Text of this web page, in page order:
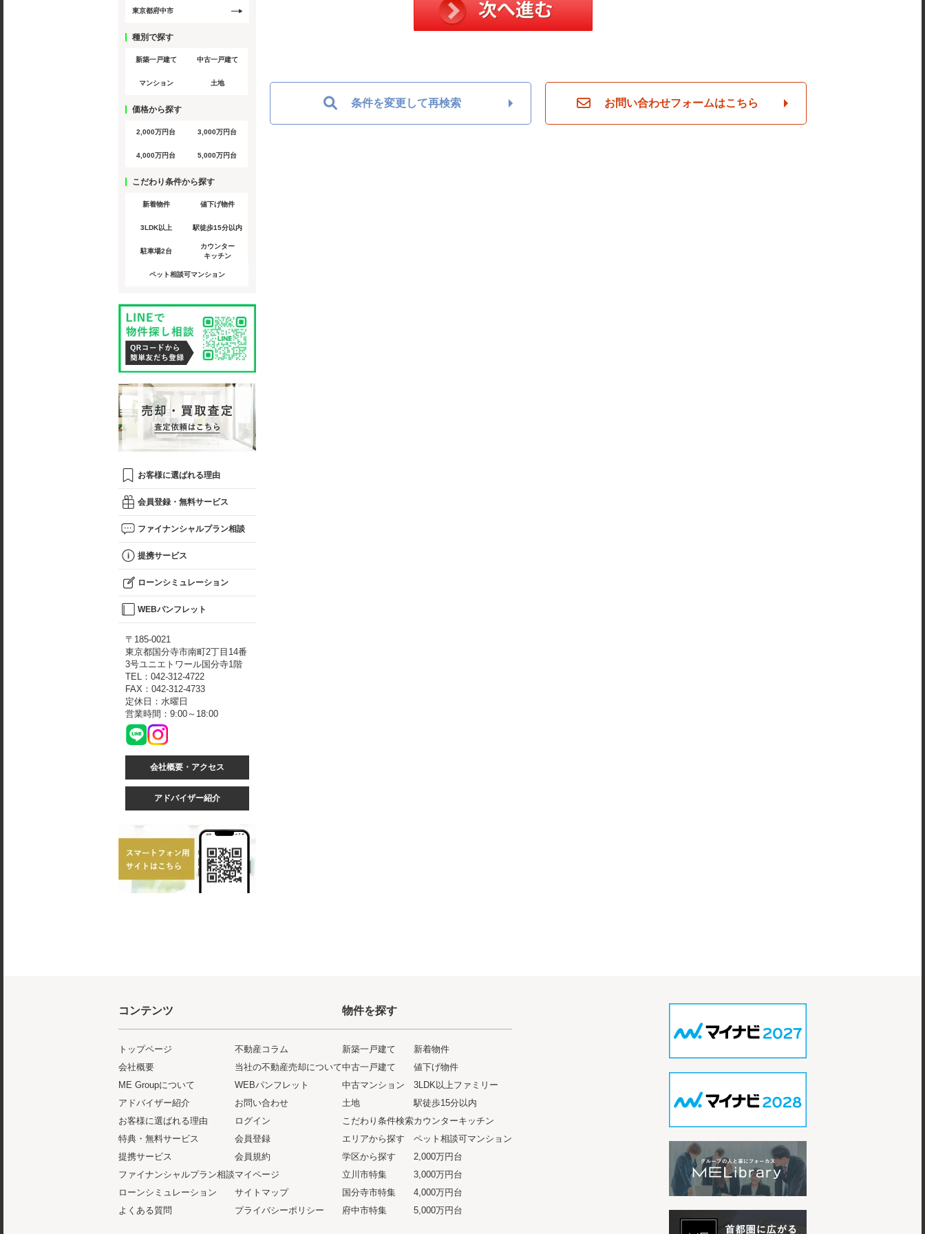
条件を変更して再検索 お問い合わせフォームはこちら
東京都府中市
種別で探す
新築一戸建て 中古一戸建て
マンション 土地
価格から探す
2,000万円台 3,000万円台
4,000万円台 5,000万円台
こだわり条件から探す
新着物件 値下げ物件
3LDK以上 駅徒歩15分以内
駐車場2台
カウンター
キッチン
ペット相談可マンション
お客様に選ばれる理由
会員登録・無料サービス
ファイナンシャルプラン相談
提携サービス
ローンシミュレーション
WEBパンフレット
〒185-0021
東京都国分寺市南町2丁目14番
3号ユニエトワール国分寺1階
TEL：042-312-4722
FAX：042-312-4733
定休日：水曜日
営業時間：9:00～18:00
会社概要・アクセス
アドバイザー紹介
コンテンツ
トップページ
会社概要
ME Groupについて
アドバイザー紹介
お客様に選ばれる理由
特典・無料サービス
提携サービス
ファイナンシャルプラン相談
ローンシミュレーション
よくある質問
不動産コラム
当社の不動産売却について
WEBパンフレット
お問い合わせ
ログイン
会員登録
会員規約
マイページ
サイトマップ
プライバシーポリシー
物件を探す
新築一戸建て
中古一戸建て
中古マンション
土地
こだわり条件検索
エリアから探す
学区から探す
立川市特集
国分寺市特集
府中市特集
新着物件
値下げ物件
3LDK以上ファミリー
駅徒歩15分以内
カウンターキッチン
ペット相談可マンション
2,000万円台
3,000万円台
4,000万円台
5,000万円台